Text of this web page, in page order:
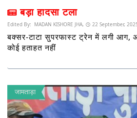
बड़ा हादसा टला
Edited By: MADAN KISHORE JHA, 22 September,
बक्सर-टाटा सुपरफास्ट ट्रेन में लगी आग,
कोई हताहत नहीं
जामताड़ा